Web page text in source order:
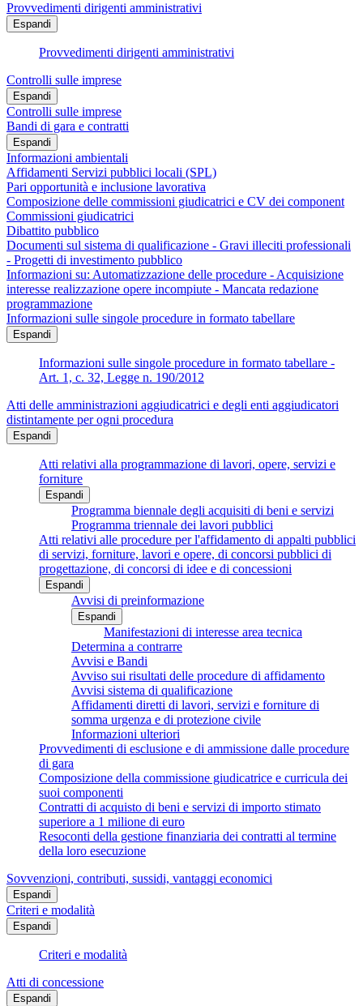
Provvedimenti dirigenti amministrativi
Espandi
Provvedimenti dirigenti amministrativi
Controlli sulle imprese
Espandi
Controlli sulle imprese
Bandi di gara e contratti
Espandi
Informazioni ambientali
Affidamenti Servizi pubblici locali (SPL)
Pari opportunità e inclusione lavorativa
Composizione delle commissioni giudicatrici e CV dei component
Commissioni giudicatrici
Dibattito pubblico
Documenti sul sistema di qualificazione - Gravi illeciti professionali
- Progetti di investimento pubblico
Informazioni su: Automatizzazione delle procedure - Acquisizione
interesse realizzazione opere incompiute - Mancata redazione
programmazione
Informazioni sulle singole procedure in formato tabellare
Espandi
Informazioni sulle singole procedure in formato tabellare -
Art. 1, c. 32, Legge n. 190/2012
Atti delle amministrazioni aggiudicatrici e degli enti aggiudicatori
distintamente per ogni procedura
Espandi
Atti relativi alla programmazione di lavori, opere, servizi e
forniture
Espandi
Programma biennale degli acquisiti di beni e servizi
Programma triennale dei lavori pubblici
Atti relativi alle procedure per l'affidamento di appalti pubblici
di servizi, forniture, lavori e opere, di concorsi pubblici di
progettazione, di concorsi di idee e di concessioni
Espandi
Avvisi di preinformazione
Espandi
Manifestazioni di interesse area tecnica
Determina a contrarre
Avvisi e Bandi
Avviso sui risultati delle procedure di affidamento
Avvisi sistema di qualificazione
Affidamenti diretti di lavori, servizi e forniture di
somma urgenza e di protezione civile
Informazioni ulteriori
Provvedimenti di esclusione e di ammissione dalle procedure
di gara
Composizione della commissione giudicatrice e curricula dei
suoi componenti
Contratti di acquisto di beni e servizi di importo stimato
superiore a 1 milione di euro
Resoconti della gestione finanziaria dei contratti al termine
della loro esecuzione
Sovvenzioni, contributi, sussidi, vantaggi economici
Espandi
Criteri e modalità
Espandi
Criteri e modalità
Atti di concessione
Espandi